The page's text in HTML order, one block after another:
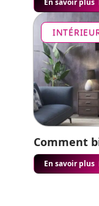
En savoir plus
Comment
En savoir plus